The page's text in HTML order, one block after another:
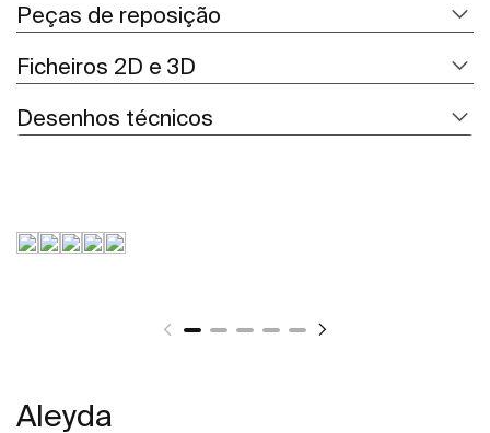
Peças de reposição
Ficheiros 2D e 3D
Desenhos técnicos
Aleyda